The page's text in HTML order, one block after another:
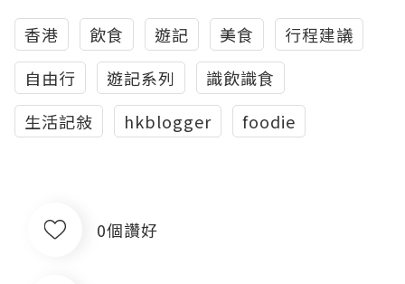
香港 飲食 遊記 美食
行程建議
自由行
遊記系列
識飲識食
生活記敍
hkblogger foodie
0個讚好